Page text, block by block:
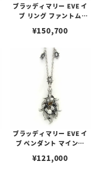
ブラッディマリー EVE イ
ブ リング ファントム
¥150,700
ブラッディマリー EVE イ
ブ ペンダント マインド
¥121,000